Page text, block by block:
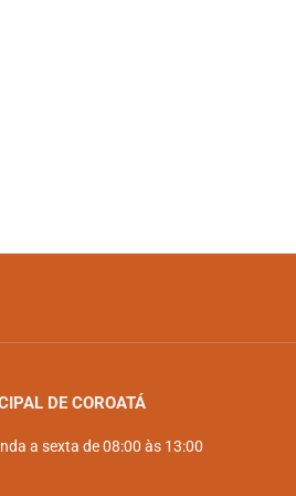
DE COROATÁ
a sexta de 08:00 às 13:00